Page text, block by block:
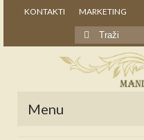
KONTAKTI MARKETING
Search
for:
Menu